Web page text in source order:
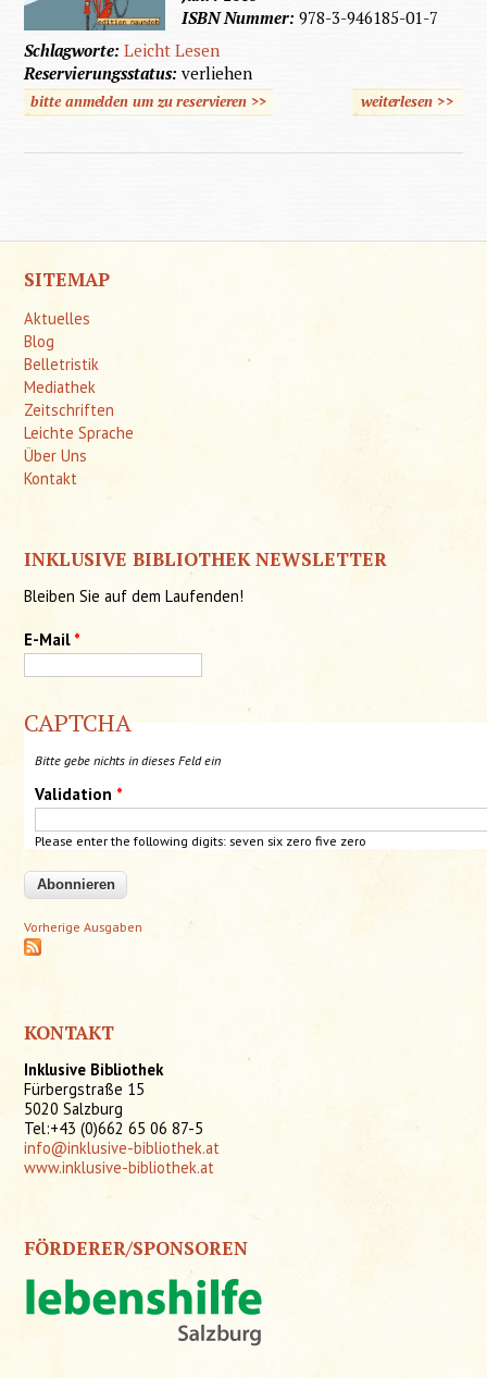
ISBN Nummer:978-3-946185-01-7
Schlagworte:Leicht Lesen
Reservierungsstatus:verliehen
bitte anmelden um zu reservieren >> weiterlesen
über
>>
SITEMAP
Aktuelles
Blog
Belletristik
Mediathek
Zeitschriften
Leichte Sprache
Über Uns
Kontakt
INKLUSIVE BIBLIOTHEK NEWSLETTER
Bleiben Sie auf dem Laufenden!
E-Mail *
CAPTCHA
Bitte gebe nichts in dieses Feld ein
Validation *
Please enter the following digits: seven six zero five zero
Vorherige Ausgaben
KONTAKT
Inklusive Bibliothek
Fürbergstraße 15
5020 Salzburg
Tel:+43 (0)662 65 06 87-5
info@inklusive-bibliothek.at
www.inklusive-bibliothek.at
FÖRDERER/SPONSOREN